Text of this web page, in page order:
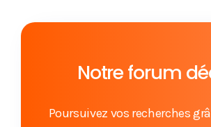
sont les risques ?
Notre forum
Poursuivez vos recherches